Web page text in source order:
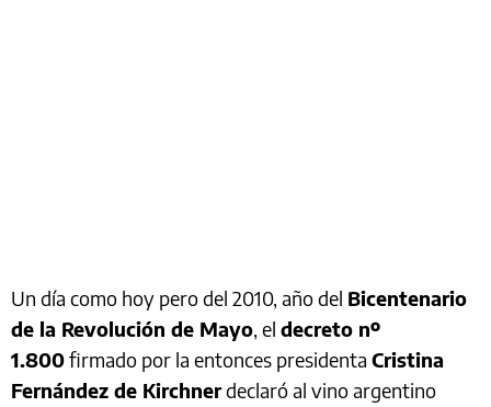
Un día como hoy pero del 2010, año del Bicentenario
de la Revolución de Mayo, el decreto nº
1.800firmado por la entonces presidenta Cristina
Fernández de Kirchnerdeclaró al vino argentino